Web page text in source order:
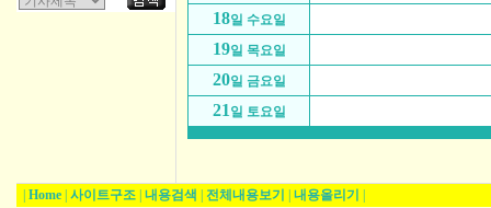
18일 수요일
19일 목요일
20일 금요일
21일 토요일
Home 사이트구조 내용검색 전체내용보기 내용올리기